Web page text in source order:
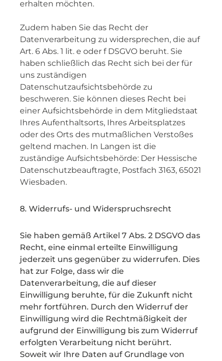
erhalten möchten.
Zudem haben Sie das Recht der
Datenverarbeitung zu widersprechen, die auf
Art. 6 Abs. 1 lit. e oder f DSGVO beruht. Sie
haben schließlich das Recht sich bei der für
uns zuständigen
Datenschutzaufsichtsbehörde zu
beschweren. Sie können dieses Recht bei
einer Aufsichtsbehörde in dem Mitgliedstaat
Ihres Aufenthaltsorts, Ihres Arbeitsplatzes
oder des Orts des mutmaßlichen Verstoßes
geltend machen. In Langen ist die
zuständige Aufsichtsbehörde: Der Hessische
Datenschutzbeauftragte, Postfach 3163, 65021
Wiesbaden.
8. Widerrufs- und Widerspruchsrecht
Sie haben gemäß Artikel 7 Abs. 2 DSGVO das
Recht, eine einmal erteilte Einwilligung
jederzeit uns gegenüber zu widerrufen. Dies
hat zur Folge, dass wir die
Datenverarbeitung, die auf dieser
Einwilligung beruhte, für die Zukunft nicht
mehr fortführen. Durch den Widerruf der
Einwilligung wird die Rechtmäßigkeit der
aufgrund der Einwilligung bis zum Widerruf
erfolgten Verarbeitung nicht berührt.
Soweit wir Ihre Daten auf Grundlage von